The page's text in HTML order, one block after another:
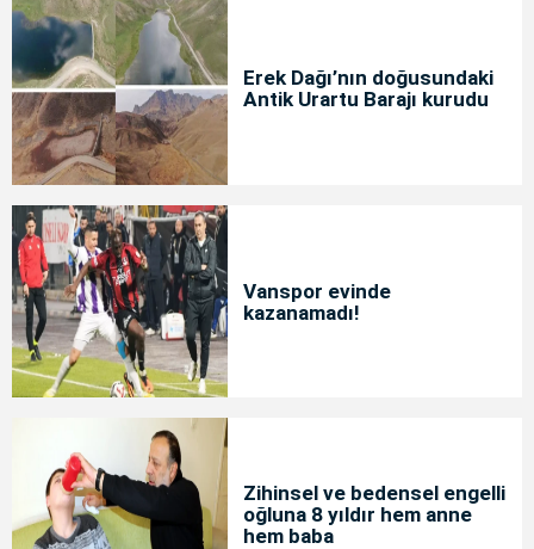
Erek Dağı’nın doğusundaki
Antik Urartu Barajı kurudu
Vanspor evinde
kazanamadı!
Zihinsel ve bedensel engelli
oğluna 8 yıldır hem anne
hem baba